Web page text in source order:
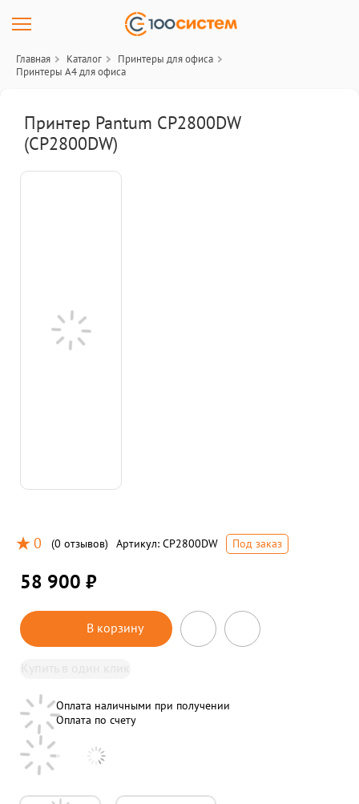
Главная Каталог
Принтеры для офиса
Принтеры A4 для офиса
Принтер Pantum CP2800DW
(CP2800DW)
0 (0 отзывов) Артикул: CP2800DW Под заказ
58 900 ₽
В корзину
Оплата наличными при получении
Оплата по счету